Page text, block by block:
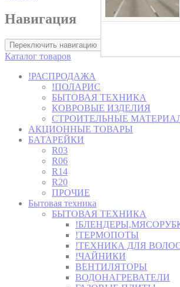
Навигация
Переключить навигацию
Каталог товаров
!РАСПРОДАЖА
!ПОЛАРИС
БЫТОВАЯ ТЕХНИКА
КОВРОВЫЕ ИЗДЕЛИЯ
СТРОИТЕЛЬНЫЕ
АКЦИОННЫЕ ТОВАРЫ
БАТАРЕЙКИ
R03
R06
R14
R20
ПРОЧИЕ
Бытовая техника
БЫТОВАЯ ТЕХНИКА
!ТЕРМОПОТЫ
!ТЕХНИКА ДЛЯ
!ЧАЙНИКИ
ВЕНТИЛЯТОРЫ
ВОДОНАГРЕВАТЕЛИ